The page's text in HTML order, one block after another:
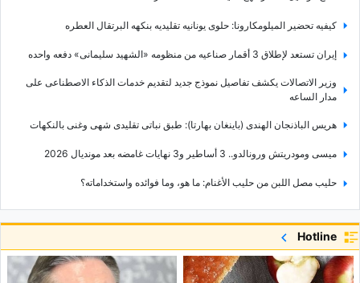
کیفیه تحضیر المیلومکارونا: حلوى یونانیه تقلیدیه بنکهه البرتقال العطره
إیران تستعد لإطلاق 3 أقمار صناعیه من منظومه «الشهید سلیمانی» دفعه واحده
وزیر الاتصالات یکشف تفاصیل نموذج جدید لتقدیم خدمات الذکاء الاصطناعی على
مدار الساعه
هریس الباذنجان الهندی (باینغان بهارتا): طبق نباتی تقلیدی شهی وغنی بالنکهات
میسی ومودریتش ورونالدو.. 3 أساطیر و3 نهایات غامضه بعد موندیال 2026
حلیب مصل اللبن من حلیب الأغنام: ما هو، وما فوائده واستخداماته؟
«إیران أصبحت أقوى».. حزب الله یعلّق على نتائج الحرب مع إسرائیل وأمریکا
اکتشف فوائد مُقطّر عشبه البابارا لصحه الکبد والجهاز الهضمی
تعیین جدید فی قیاده إیران.. ذو القدر مستشارًا سیاسیًا لسید مجتبى خامنئی
Hotline